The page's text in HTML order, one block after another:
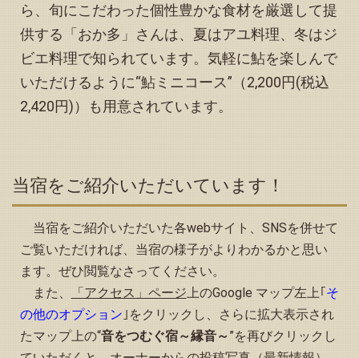
2024.08.30
「予約状況」お知らせページの９月・10月カレンダーを更
新し、11月カレンダーを掲載しました。またあわせてトッ
プページ下方の「観光情報、その他イベント等のお知ら
せ」を更新しました。
2024.08.06
「予約状況」お知らせページの９月カレンダーを更新しま
2024.08.04
トップページ下方の「観光情報、その他イベント等のお知
らせ」を更新しました
2024.08.04
「予約状況」お知らせページの８月カレンダーを更新し、
10月カレンダーを掲載しました
2024.07.09
「予約状況」お知らせページの７月カレンダーを更新しま
ら、旬にこだわった個性豊かな食材を厳選して提
供する「おか多」さんは、夏はアユ料理、冬はジ
ビエ料理で知られています。気軽に鮎を楽しんで
いただけるように“鮎ミニコース”（2,200円(税込
2,420円)）も用意されています。
当宿をご紹介いただいています！
当宿をご紹介いただいた各webサイト、SNSを併せて
ご覧いただければ、当宿の様子がよりわかるかと思い
ます。ぜひ閲覧なさってください。
また、
「アクセス」ページ上のGoogle マップ左上｢ そ
の他のオプション ｣をクリックし、さらに拡大表示され
たマップ上の“音をつむぐ宿～縁音～”を再びクリックし